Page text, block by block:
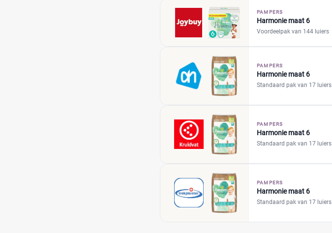
PAMPERS
Harmonie maat 6
Voordeelpak van 144 luiers
PAMPERS
Harmonie maat 6
Standaard pak van 17 luiers
PAMPERS
Harmonie maat 6
Standaard pak van 17 luiers
PAMPERS
Harmonie maat 6
Standaard pak van 17 luiers